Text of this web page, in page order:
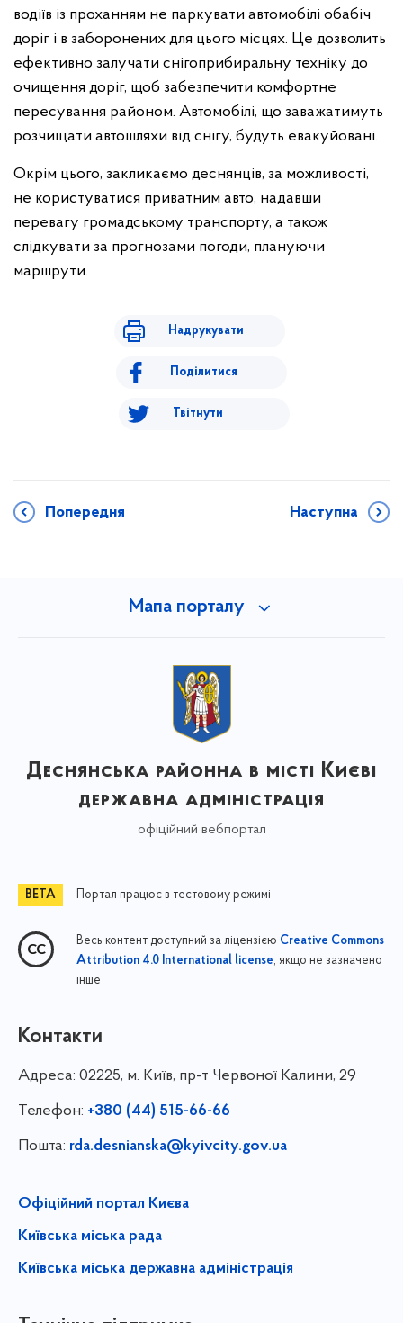
водіїв із проханням не паркувати автомобілі обабіч
доріг і в заборонених для цього місцях. Це дозволить
ефективно залучати снігоприбиральну техніку до
очищення доріг, щоб забезпечити комфортне
пересування районом. Автомобілі, що заважатимуть
розчищати автошляхи від снігу, будуть евакуйовані.
Окрім цього, закликаємо деснянців, за можливості,
не користуватися приватним авто, надавши
перевагу громадському транспорту, а також
слідкувати за прогнозами погоди, плануючи
маршрути.
Надрукувати
Поділитися
Твітнути
Попередня Наступна
Мапа порталу
Деснянська районна в місті Києві
державна адміністрація
офіційний вебпортал
Портал працює в тестовому режимі
Весь контент доступний за ліцензією Creative Commons
Attribution 4.0 International license, якщо не зазначено
інше
Контакти
Адреса: 02225, м. Київ, пр-т Червоної Калини, 29
Телефон: +380 (44) 515-66-66
Пошта: rda.desnianska@kyivcity.gov.ua
Офіційний портал Києва
Київська міська рада
Київська міська державна адміністрація